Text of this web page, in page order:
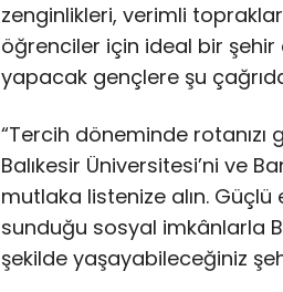
zenginlikleri, verimli
öğrenciler için ideal bir
yapacak gençlere şu
“Tercih döneminde
Balıkesir Üniversitesi’ni ve
mutlaka listenize alın. Güçlü
sunduğu sosyal imkânlarla
şekilde yaşayabileceğiniz